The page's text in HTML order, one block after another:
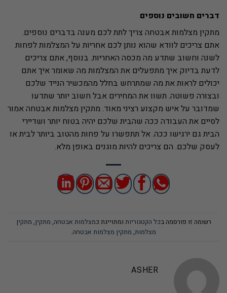
דברים חשובים נוספים
מתקין מצלמות אבטחה צריך לתת לכם מענה בדברים נוספים.
אתם צריכים לוודא שהוא נותן לכם אחריות על המצלמות לפחות
לשנה וחשוב שתדע מה מכסה האחריות. בנוסף, אתם צריכים
לדעת בדיוק איך מתפעלים את המצלמות מה שאומר איך אתם
יכולים לראות את מה שמתרחש בחלל מהמכשיר הנייד שלכם
ובצורה פשוטה. תשוו את המחירים אבל חשוב יותר שתדעו
שמדובר על איש מקצוע רציני מאוד. מתקין מצלמות אבטחה אמור
לסיים את העבודה ככה שהבית שלכם יהיה בטוח יותר ושדיירי
הבית גם ירגישו ככה. אל תתפשרו על פחות מהטוב ביותר לבית או
לעסק שלכם. הם צריכים להיות מוגנים באופן מלא.
רשומה זו פורסמה בכל הקטגוריות ומתוייגת כמצלמות אבטחה, מתקין, מתקין
מצלמות, מתקין מצלמות אבטחה.
ASHER